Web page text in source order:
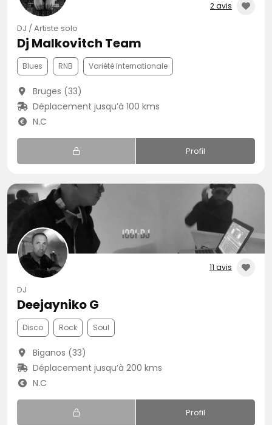
2 avis
DJ / Artiste solo
Dj Malkovitch Team
Blues RNB Variété Internationale
Bruges (33)
Déplacement jusqu’à 100 kms
N.C
Profil
11 avis
DJ
Deejayniko G
Disco Rock Soul
Biganos (33)
Déplacement jusqu’à 200 kms
N.C
Profil